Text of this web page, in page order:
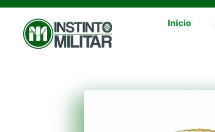
Inicio